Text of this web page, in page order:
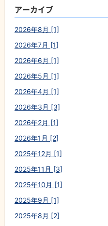
アーカイブ
2026年8月 [1]
2026年7月 [1]
2026年6月 [1]
2026年5月 [1]
2026年4月 [1]
2026年3月 [3]
2026年2月 [1]
2026年1月 [2]
2025年12月 [1]
2025年11月 [3]
2025年10月 [1]
2025年9月 [1]
2025年8月 [2]